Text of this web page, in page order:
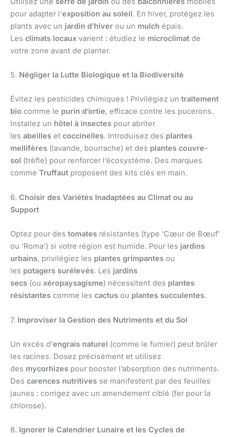
pour adapter l’exposition au soleil. En hiver, protégez les
plants avec un jardin d’hiver ou un mulch épais.
Les climats locaux varient : étudiez le microclimat de
votre zone avant de planter.
5. Négliger la Lutte Biologique et la Biodiversité
Évitez les pesticides chimiques ! Privilégiez un traitement
bio comme le purin d’ortie, efficace contre les pucerons.
Installez un hôtel à insectes pour abriter
les abeilles et coccinelles. Introduisez des plantes
mellifères (lavande, bourrache) et des plantes couvre-
sol (trèfle) pour renforcer l’écosystème. Des marques
comme Truffaut proposent des kits clés en main.
6. Choisir des Variétés Inadaptées au Climat ou au
Support
Optez pour des tomates résistantes (type ‘Cœur de Bœuf’
ou ‘Roma’) si votre région est humide. Pour les jardins
urbains, privilégiez les plantes grimpantes ou
les potagers surélevés. Les jardins
secs (ou xéropaysagisme) nécessitent des plantes
résistantes comme les cactus ou plantes succulentes.
7. Improviser la Gestion des Nutriments et du Sol
Un excès d’engrais naturel (comme le fumier) peut brûler
les racines. Dosez précisément et utilisez
des mycorhizes pour booster l’absorption des nutriments.
Des carences nutritives se manifestent par des feuilles
jaunes : corrigez avec un amendement ciblé (fer pour la
chlorose).
8. Ignorer le Calendrier Lunaire et les Cycles de